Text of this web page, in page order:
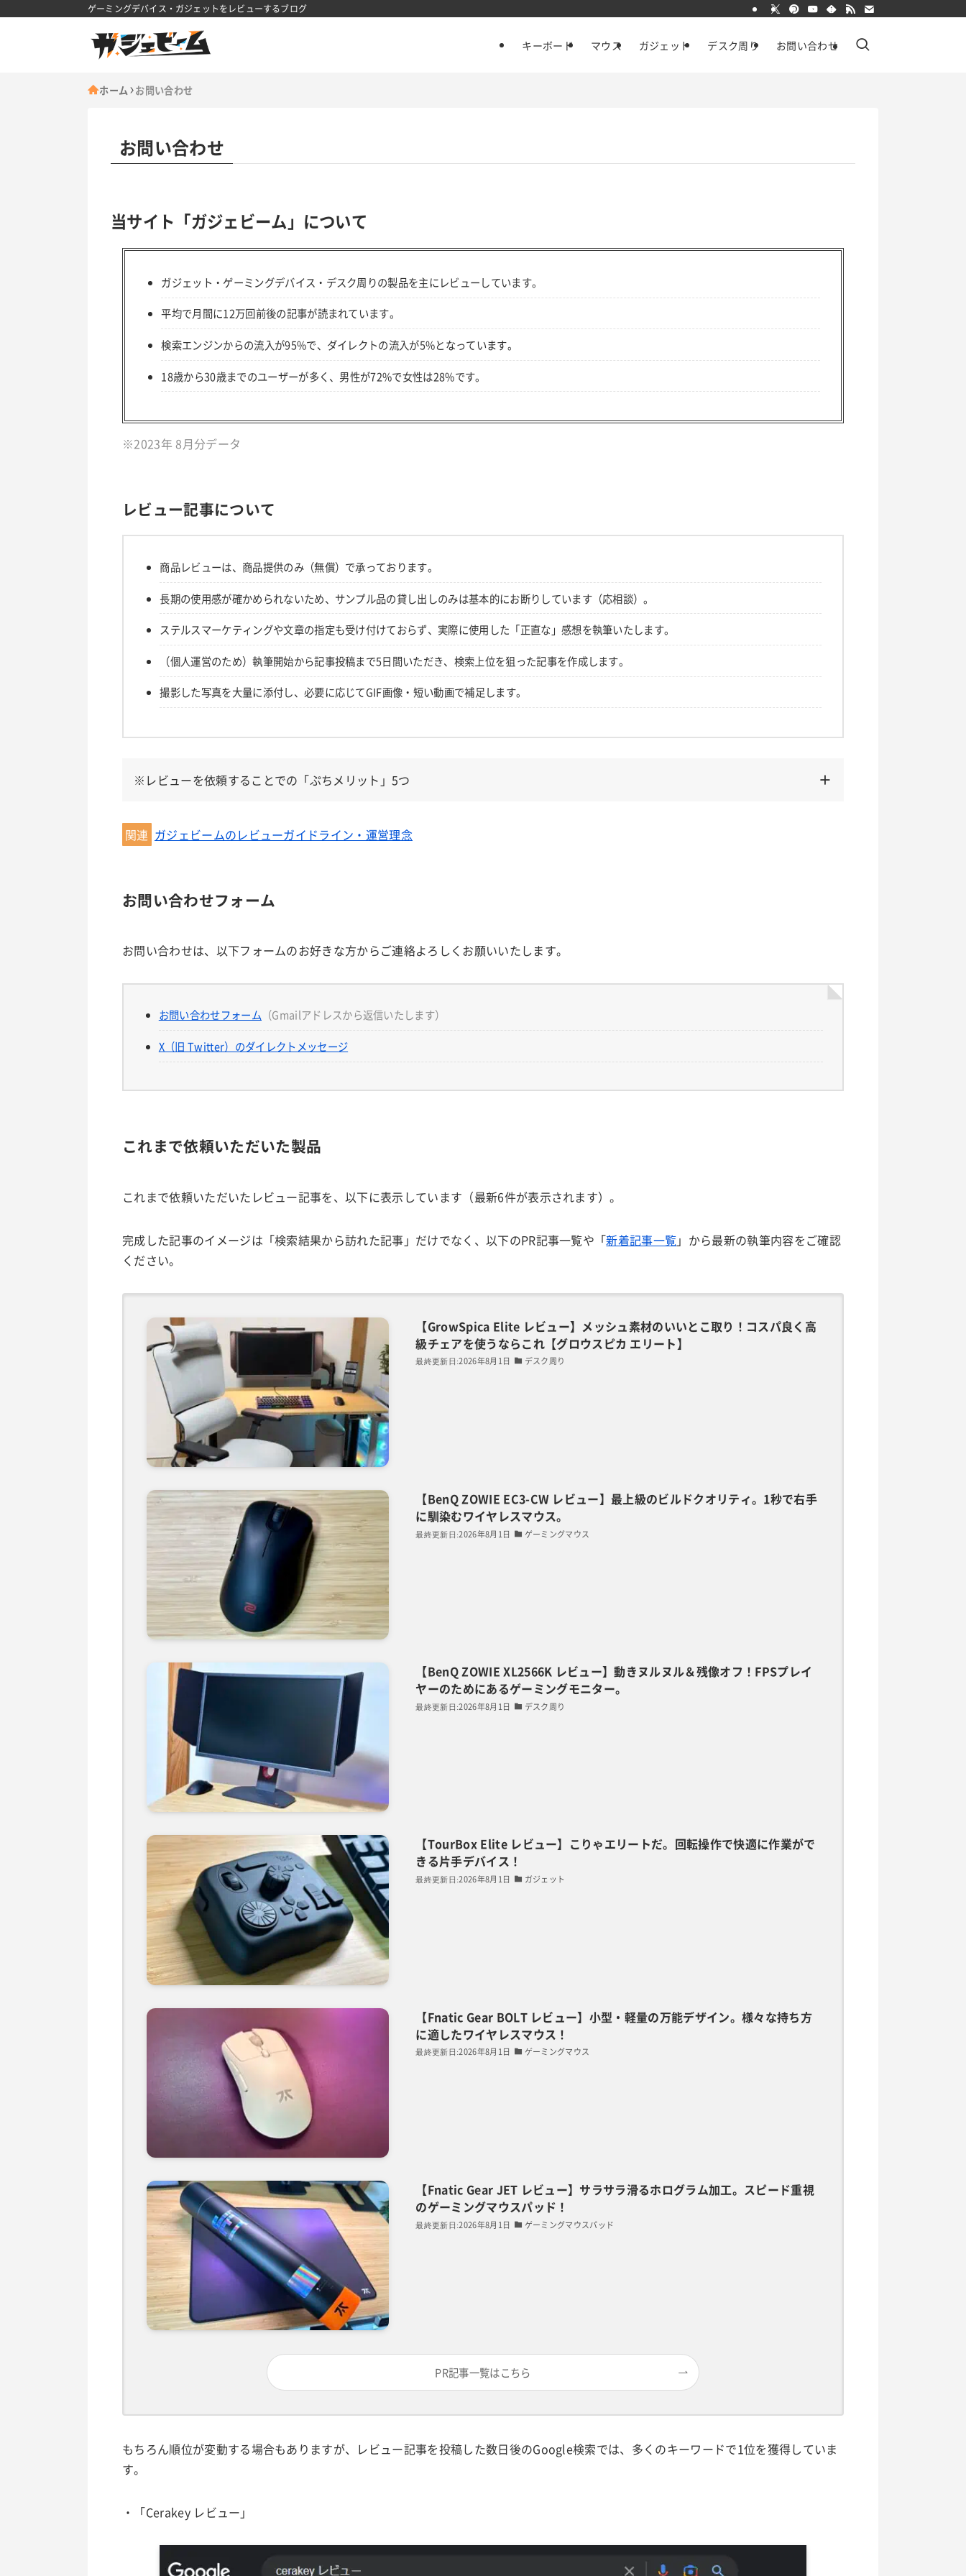
ゲーミングデバイス・ガジェットをレビューするブログ
キーボード マウス ガジェット デスク周り お問い合わせ
ホーム お問い合わせ
お問い合わせ
当サイト「ガジェビーム」について
ガジェット・ゲーミングデバイス・デスク周りの製品を主にレビューしています。
平均で月間に12万回前後の記事が読まれています。
検索エンジンからの流入が95%で、ダイレクトの流入が5%となっています。
18歳から30歳までのユーザーが多く、男性が72%で女性は28%です。
※2023年 8月分データ
レビュー記事について
商品レビューは、商品提供のみ（無償）で承っております。
長期の使用感が確かめられないため、サンプル品の貸し出しのみは基本的にお断りしています（応相談）。
ステルスマーケティングや文章の指定も受け付けておらず、実際に使用した「正直な」感想を執筆いたします。
（個人運営のため）執筆開始から記事投稿まで5日間いただき、検索上位を狙った記事を作成します。
撮影した写真を大量に添付し、必要に応じてGIF画像・短い動画で補足します。
※レビューを依頼することでの「ぷちメリット」5つ
関連 ガジェビームのレビューガイドライン・運営理念
お問い合わせフォーム
お問い合わせは、以下フォームのお好きな方からご連絡よろしくお願いいたします。
お問い合わせフォーム （Gmailアドレスから返信いたします）
X（旧 Twitter）のダイレクトメッセージ
これまで依頼いただいた製品
これまで依頼いただいたレビュー記事を、以下に表示しています（最新6件が表示されます）。
完成した記事のイメージは「検索結果から訪れた記事」だけでなく、以下のPR記事一覧や「新着記事一覧」から最新の執筆内容をご確認
ください。
【GrowSpica Elite レビュー】メッシュ素材のいいとこ取り！コスパ良く高
級チェアを使うならこれ【グロウスピカ エリート】
2026年8月1日 デスク周り
【BenQ ZOWIE EC3-CW レビュー】最上級のビルドクオリティ。1秒で右手
に馴染むワイヤレスマウス。
2026年8月1日 ゲーミングマウス
【BenQ ZOWIE XL2566K レビュー】動きヌルヌル＆残像オフ！FPSプレイ
ヤーのためにあるゲーミングモニター。
2026年8月1日 デスク周り
【TourBox Elite レビュー】こりゃエリートだ。回転操作で快適に作業がで
きる片手デバイス！
2026年8月1日 ガジェット
【Fnatic Gear BOLT レビュー】小型・軽量の万能デザイン。様々な持ち方
に適したワイヤレスマウス！
2026年8月1日 ゲーミングマウス
【Fnatic Gear JET レビュー】サラサラ滑るホログラム加工。スピード重視
のゲーミングマウスパッド！
2026年8月1日 ゲーミングマウスパッド
PR記事一覧はこちら
もちろん順位が変動する場合もありますが、レビュー記事を投稿した数日後のGoogle検索では、多くのキーワードで1位を獲得していま
す。
・「Cerakey レビュー」